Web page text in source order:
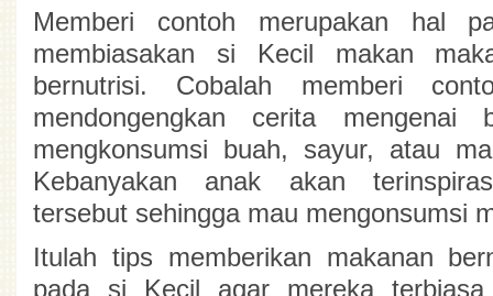
Memberi contoh merupakan hal
membiasakan si Kecil makan
bernutrisi. Cobalah memberi
mendongengkan cerita mengenai
mengkonsumsi buah, sayur, atau
Kebanyakan anak akan
tersebut sehingga mau mengonsumsi
Itulah tips memberikan makanan
pada si Kecil agar mereka terbiasa